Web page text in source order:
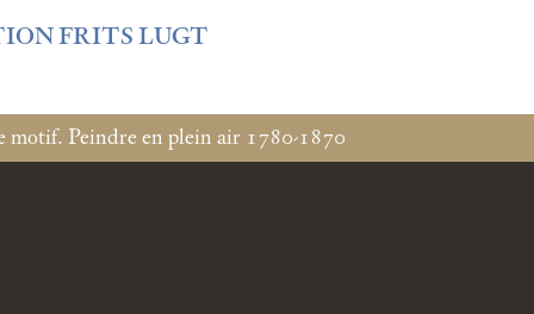
sites/fondationcustodia.fr/
FRITS LUGT
motif. Peindre en plein air 1780-1870